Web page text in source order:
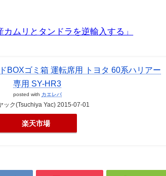
ムリとタンドラを逆輸入する」
BOXゴミ箱 運転席用 トヨタ 60系ハリアー
専用 SY-HR3
posted with カエレバ
ック(Tsuchiya Yac) 2015-07-01
楽天市場